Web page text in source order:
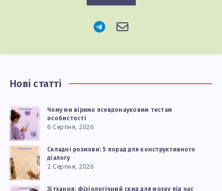
Нові статті
Чому ми віримо псевдонауковим тестам
особистості
6 Серпня, 2026
Складні розмови: 5 порад для конструктивного
діалогу
2 Серпня, 2026
Зітхання: фізіологічний скид для мозку під час